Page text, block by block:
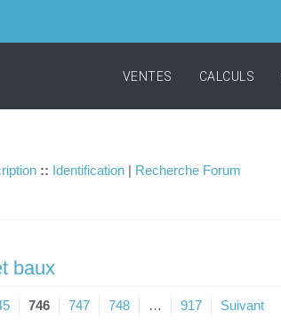
VENTES CALCULS
:: Identification | Recherche Forum
baux
746 747 748 … 917 Suivant